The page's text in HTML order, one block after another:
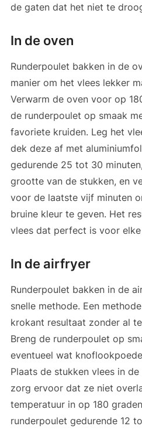
de gaten dat het niet te
In de oven
Runderpoulet bakken in de
manier om het vlees lekker
Verwarm de oven voor op
de runderpoulet op smaak
favoriete kruiden. Leg het
dek deze af met
gedurende 25 tot 30
grootte van de stukken, en
voor de laatste vijf minuten
bruine kleur te geven. Het
vlees dat perfect is voor
In de airfryer
Runderpoulet bakken in de
snelle methode. Een
krokant resultaat zonder al
Breng de runderpoulet op
eventueel wat
Plaats de stukken vlees in
zorg ervoor dat ze niet
temperatuur in op 180
runderpoulet gedurende 12